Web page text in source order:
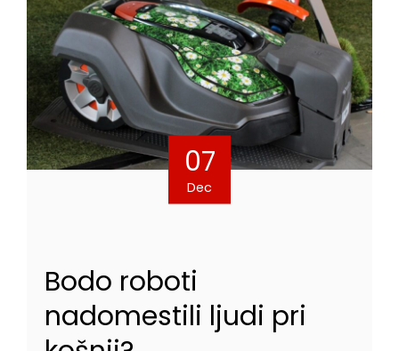
07
Dec
Bodo roboti
nadomestili ljudi pri